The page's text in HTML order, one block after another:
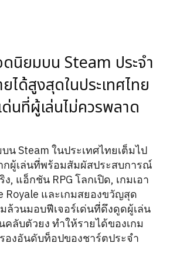
นิยมบน Steam ประจำ
ได้สูงสุดในประเทศไทย
นที่ผู้เล่นไม่ควรพลาด
น Steam ในประเทศไทยเต็มไป
ผู้เล่นที่พร้อมสัมผัสประสบการณ์
, แอ็กชัน RPG โลกเปิด, เกมเอา
Royale และเกมสยองขวัญสุด
ล้วนมอบฟีเจอร์เด่นที่ดึงดูดผู้เล่น
ลับตัวยง ทำให้รายได้ของเกม
องอันดับท็อปของชาร์ตประจำ